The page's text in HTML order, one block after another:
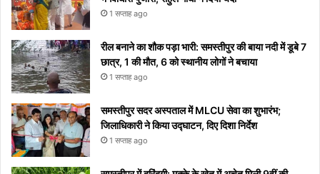
वाइरल
1 सप्ताह ago
रील बनाने का शौक पड़ा भारी: समस्तीपुर की बाया नदी में डूबे 7
छात्र, 1 की मौत, 6 को स्थानीय लोगों ने बचाया
1 सप्ताह ago
समस्तीपुर सदर अस्पताल में MLCU सेवा का शुभारंभ;
जिलाधिकारी ने किया उद्घाटन, दिए दिशा निर्देश
1 सप्ताह ago